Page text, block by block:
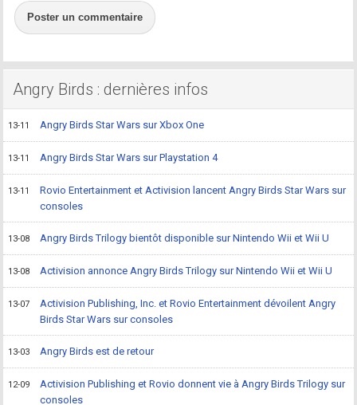
Poster un commentaire
Angry Birds : dernières infos
13-11 Angry Birds Star Wars sur Xbox One
13-11 Angry Birds Star Wars sur Playstation 4
13-11
Rovio Entertainment et Activision lancent Angry Birds Star Wars sur
consoles
13-08 Angry Birds Trilogy bientôt disponible sur Nintendo Wii et Wii U
13-08 Activision annonce Angry Birds Trilogy sur Nintendo Wii et Wii U
13-07
Activision Publishing, Inc. et Rovio Entertainment dévoilent Angry
Birds Star Wars sur consoles
13-03 Angry Birds est de retour
12-09
Activision Publishing et Rovio donnent vie à Angry Birds Trilogy sur
consoles